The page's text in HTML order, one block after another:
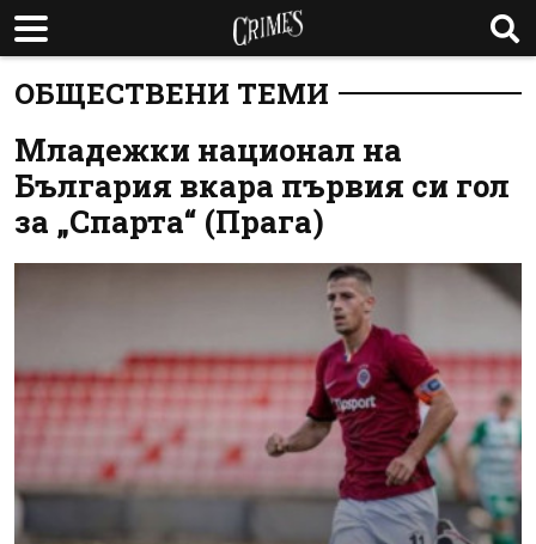
ОБЩЕСТВЕНИ ТЕМИ
Младежки национал на
България вкара първия си гол
за „Спарта“ (Прага)